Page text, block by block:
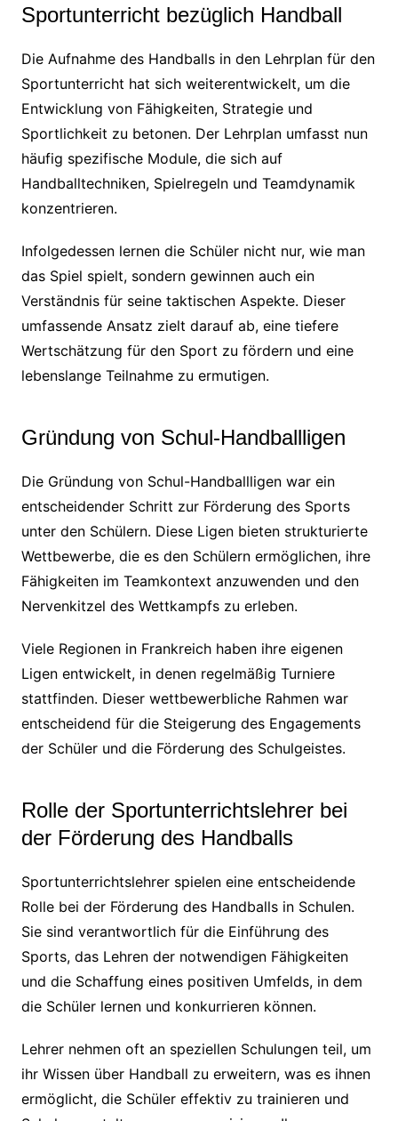
Sportunterricht bezüglich Handball
Die Aufnahme des Handballs in den Lehrplan für den
Sportunterricht hat sich weiterentwickelt, um die
Entwicklung von Fähigkeiten, Strategie und
Sportlichkeit zu betonen. Der Lehrplan umfasst nun
häufig spezifische Module, die sich auf
Handballtechniken, Spielregeln und Teamdynamik
konzentrieren.
Infolgedessen lernen die Schüler nicht nur, wie man
das Spiel spielt, sondern gewinnen auch ein
Verständnis für seine taktischen Aspekte. Dieser
umfassende Ansatz zielt darauf ab, eine tiefere
Wertschätzung für den Sport zu fördern und eine
lebenslange Teilnahme zu ermutigen.
Gründung von Schul-Handballligen
Die Gründung von Schul-Handballligen war ein
entscheidender Schritt zur Förderung des Sports
unter den Schülern. Diese Ligen bieten strukturierte
Wettbewerbe, die es den Schülern ermöglichen, ihre
Fähigkeiten im Teamkontext anzuwenden und den
Nervenkitzel des Wettkampfs zu erleben.
Viele Regionen in Frankreich haben ihre eigenen
Ligen entwickelt, in denen regelmäßig Turniere
stattfinden. Dieser wettbewerbliche Rahmen war
entscheidend für die Steigerung des Engagements
der Schüler und die Förderung des Schulgeistes.
Rolle der Sportunterrichtslehrer bei
der Förderung des Handballs
Sportunterrichtslehrer spielen eine entscheidende
Rolle bei der Förderung des Handballs in Schulen.
Sie sind verantwortlich für die Einführung des
Sports, das Lehren der notwendigen Fähigkeiten
und die Schaffung eines positiven Umfelds, in dem
die Schüler lernen und konkurrieren können.
Lehrer nehmen oft an speziellen Schulungen teil, um
ihr Wissen über Handball zu erweitern, was es ihnen
ermöglicht, die Schüler effektiv zu trainieren und